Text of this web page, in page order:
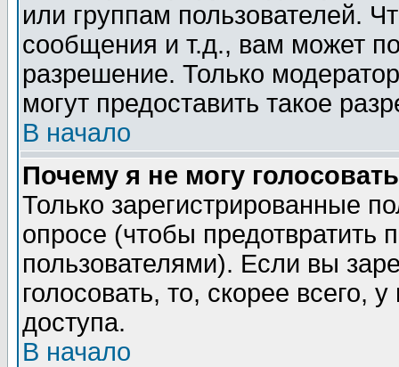
или группам пользователей.
сообщения и т.д., вам может
разрешение. Только
могут предоставить такое
В начало
Почему я не могу
Только зарегистрированные
опросе (чтобы предотвратить
пользователями). Если вы
голосовать, то, скорее всего,
доступа.
В начало